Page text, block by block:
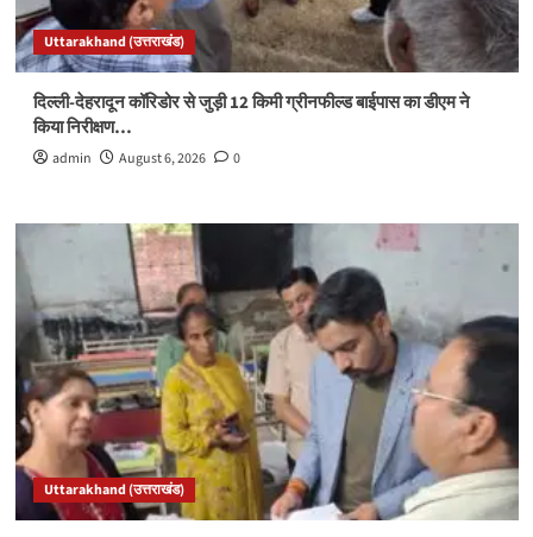
Uttarakhand (उत्तराखंड)
दिल्ली-देहरादून कॉरिडोर से जुड़ी 12 किमी ग्रीनफील्ड बाईपास का डीएम ने
किया निरीक्षण…
admin August 6, 2026 0
Uttarakhand (उत्तराखंड)